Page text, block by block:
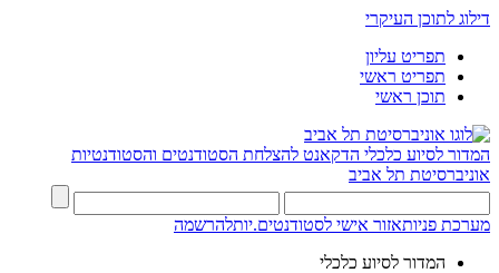
דילוג לתוכן העיקרי
תפריט עליון
תפריט ראשי
תוכן ראשי
המדור לסיוע כלכלי הדקאנט להצלחת הסטודנטים והסטודנטיות
אוניברסיטת תל אביב
מערכת פניותאזור אישי לסטודנטים.יותלהרשמה
המדור לסיוע כלכלי